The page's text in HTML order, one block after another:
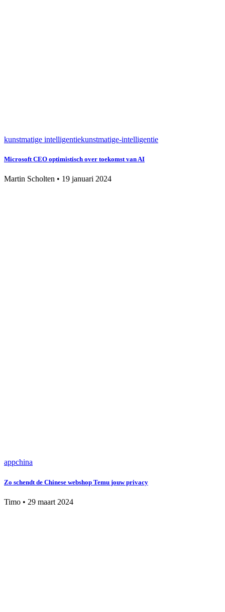
kunstmatige intelligentiekunstmatige-intelligentie
Microsoft CEO optimistisch over toekomst van AI
Martin Scholten • 19 januari 2024
appchina
Zo schendt de Chinese webshop Temu jouw privacy
Timo • 29 maart 2024